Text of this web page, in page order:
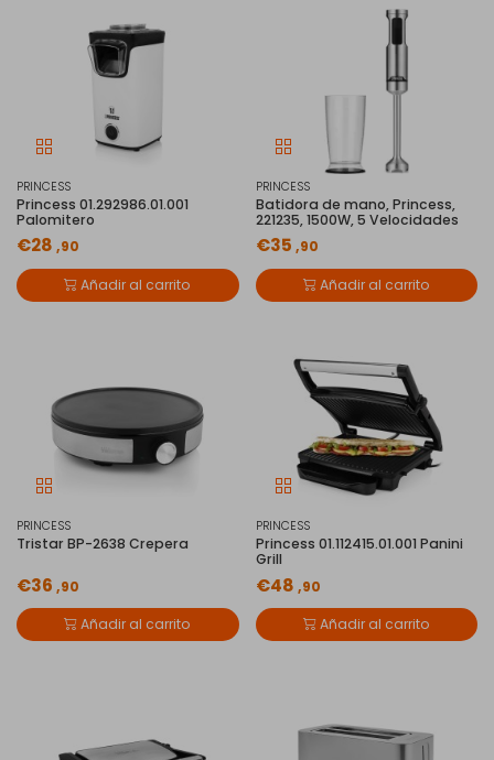
PRINCESS
Princess 01.292986.01.001
Palomitero
€28 ,90
Añadir al carrito
PRINCESS
Batidora de mano, Princess,
221235, 1500W, 5 Velocidades
€35 ,90
Añadir al carrito
PRINCESS
Tristar BP-2638 Crepera
€36 ,90
Añadir al carrito
PRINCESS
Princess 01.112415.01.001 Panini
Grill
€48 ,90
Añadir al carrito